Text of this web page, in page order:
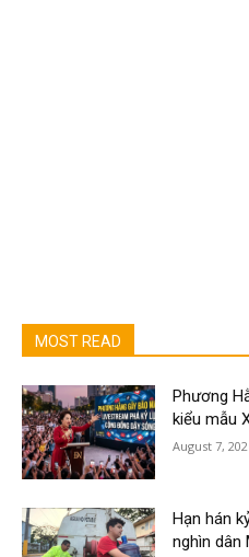
MOST READ
Phương
kiểu mẫu
August 7,
Hạn hán
nghìn dân